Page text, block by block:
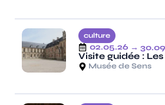
culture
02.05.26 →
Visite guidée :
Musée de Sens